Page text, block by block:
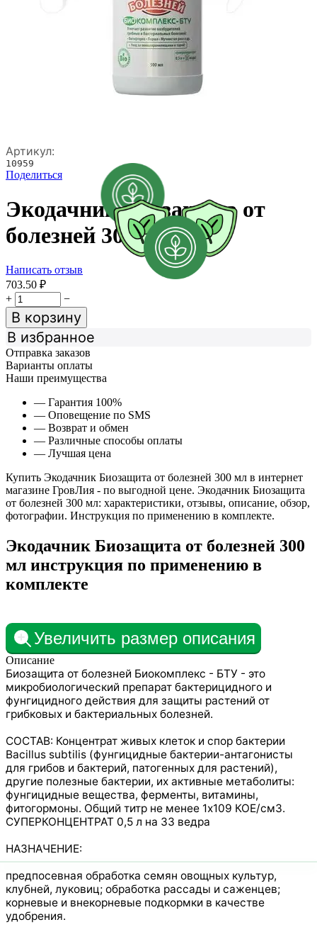
Артикул:
10959
Поделиться
Экодачник Биозащита от
болезней 300 мл
Написать отзыв
703.50 ₽
+
−
В корзину
В избранное
Отправка заказов
Варианты оплаты
Наши преимущества
— Гарантия 100%
— Оповещение по SMS
— Возврат и обмен
— Различные способы оплаты
— Лучшая цена
Купить Экодачник Биозащита от болезней 300 мл в интернет
магазине ГровЛия - по выгодной цене. Экодачник Биозащита
от болезней 300 мл: характеристики, отзывы, описание, обзор,
фотографии. Инструкция по применению в комплекте.
Экодачник Биозащита от болезней 300
мл инструкция по применению в
комплекте
Увеличить размер описания
Описание
Биозащита от болезней Биокомплекс - БТУ - это
микробиологический препарат бактерицидного и
фунгицидного действия для защиты растений от
грибковых и бактериальных болезней.
СОСТАВ: Концентрат живых клеток и спор бактерии
Bacillus subtilis (фунгицидные бактерии-антагонисты
для грибов и бактерий, патогенных для растений),
другие полезные бактерии, их активные метаболиты:
фунгицидные вещества, ферменты, витамины,
фитогормоны. Общий титр не менее 1х109 КОЕ/см3.
СУПЕРКОНЦЕНТРАТ 0,5 л на 33 ведра
НАЗНАЧЕНИЕ:
предпосевная обработка семян овощных культур,
клубней, луковиц; обработка рассады и саженцев;
корневые и внекорневые подкормки в качестве
удобрения.